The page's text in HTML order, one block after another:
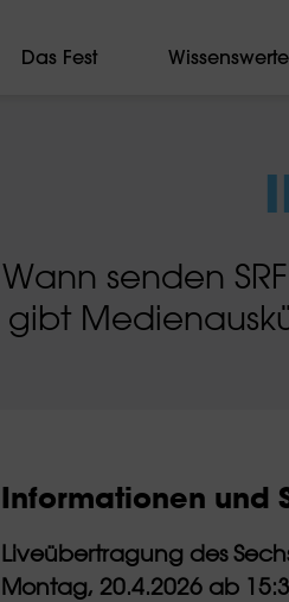
Das Fest
Wann senden
gibt
Informationen und
Liveübertragung des
Montag, 20.4.2026 ab